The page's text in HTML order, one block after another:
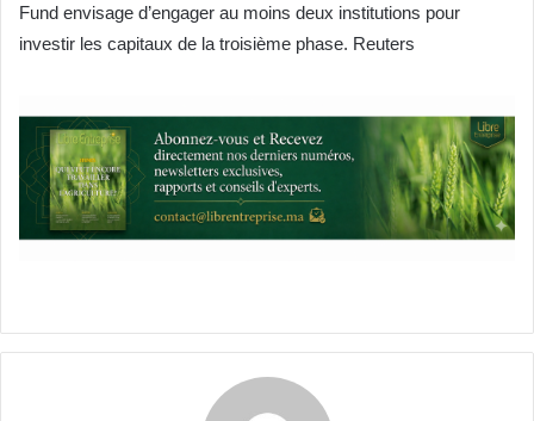
Fund envisage d’engager au moins deux institutions pour
investir les capitaux de la troisième phase. Reuters